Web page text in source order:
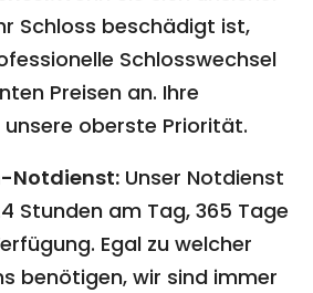
Schloss beschädigt ist,
Schlosswechsel
Preisen an. Ihre
oberste Priorität.
Notdienst: Unser Notdienst
Stunden am Tag, 365 Tage
Egal zu welcher
benötigen, wir sind immer